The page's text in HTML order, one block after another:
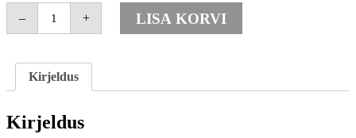
–
Blanco
dekoratiivkillustik
fr.
kogus
+ LISA KORVI
Kirjeldus
Kirjeldus